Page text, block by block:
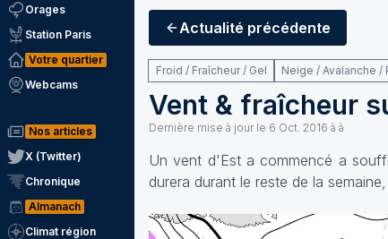
Orages
Station Paris
Votre quartier
Webcams
Nos articles
X (Twitter)
Chronique
Almanach
Climat région
Actualité précédente
Froid / Fraîcheur / Gel Neige / Avalanche /
Vent & fraîcheur
Dernière mise à jour le 6 Oct. 2016 à à
Un vent d'Est a commencé a
durera durant le reste de la